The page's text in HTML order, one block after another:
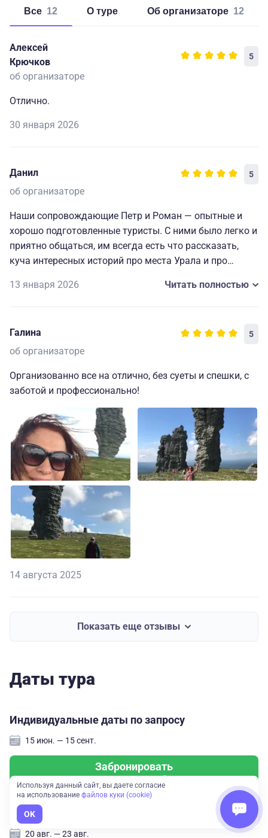
Все 12 о туре об организаторе 12
Алексей
Крючков
5
об организаторе
Отлично.
30 января 2026
Данил 5
об организаторе
Наши сопровождающие Петр и Роман — опытные и
хорошо подготовленные туристы. С ними было легко и
приятно общаться, им всегда есть что рассказать,
куча интересных историй про места Урала и про
комфорт, и по этой части к ним тоже никаких
— в такой атмосфере намного комфортнее и
спокойнее.
13 января 2026 Читать полностью
Галина 5
об организаторе
Организованно все на отлично, без суеты и спешки, с
заботой и профессионально!
14 августа 2025
Показать еще отзывы
Даты тура
Индивидуальные даты по запросу
15 июн. — 15 сент.
Забронировать
RUB 189,900
20 авг. — 23 авг.
Используя данный сайт, вы даете согласие
на использование файлов куки (cookie)
OK